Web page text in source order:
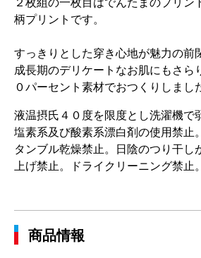
２枚組の一枚目はでんたまのプリン
柄プリントです。
すっきりとした穿き心地が魅力の前
成長期のデリケートなお肌にもさら
０パーセント素材でおつくりしまし
液温摂氏４０度を限度とし洗濯機で
塩素系及び酸素系漂白剤の使用禁止。
タンブル乾燥禁止。日陰のつり干し
上げ禁止。ドライクリーニング禁止。
商品情報